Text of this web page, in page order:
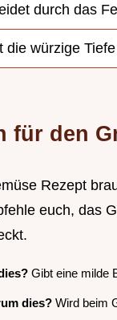
durch das
die würzige Tiefe
für den
Rezept
euch, das
Gibt eine milde
dies? Wird beim